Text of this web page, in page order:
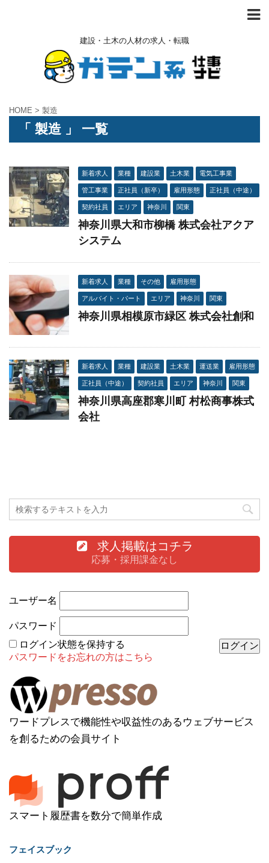
建設・土木の人材の求人・転職
HOME > 製造
「 製造 」 一覧
新着求人 業種 建設業 土木業 電気工事業
管工事業 正社員（新卒） 雇用形態 正社員（中途）
契約社員 エリア 神奈川 関東
神奈川県大和市柳橋 株式会社アクア
システム
新着求人 業種 その他 雇用形態
アルバイト・パート エリア 神奈川 関東
神奈川県相模原市緑区 株式会社創和
新着求人 業種 建設業 土木業 運送業 雇用形態
正社員（中途） 契約社員 エリア 神奈川 関東
神奈川県高座郡寒川町 村松商事株式
会社
求人掲載はコチラ
応募・採用課金なし
ユーザー名
パスワード
ログイン状態を保持する
パスワードをお忘れの方はこちら
ワードプレスで機能性や収益性のあるウェブサービス
を創るための会員サイト
スマート履歴書を数分で簡単作成
フェイスブック